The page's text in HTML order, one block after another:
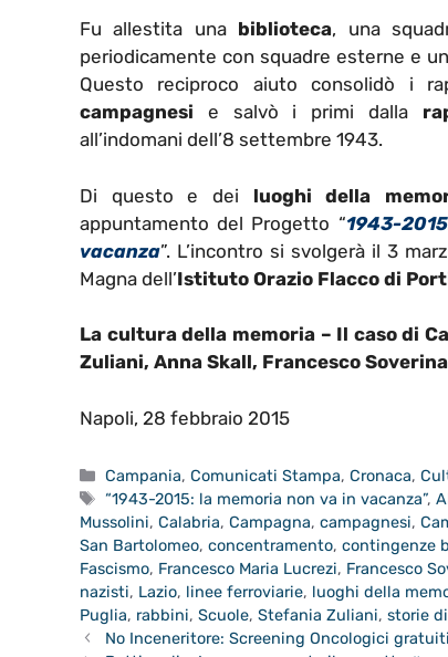
Fu allestita una biblioteca, una
periodicamente con squadre esterne e
Questo reciproco aiuto consolidò i
campagnesi e salvò i primi dalla
all’indomani dell’8 settembre 1943.
Di questo e dei luoghi della
appuntamento del Progetto “1943-
vacanza”. L’incontro si svolgerà il 3
Magna dell’Istituto Orazio Flacco di
La cultura della memoria – Il caso di
Zuliani, Anna Skall, Francesco
Napoli, 28 febbraio 2015
Categorie
Campania,Comunicati Stampa,Cronaca,
Tag
“1943-2015: la memoria non va in vacanza”,
Mussolini, Calabria, Campagna, campagnesi,
San Bartolomeo, concentramento, contingenze
Fascismo, Francesco Maria Lucrezi, Francesco
nazisti, Lazio, linee ferroviarie, luoghi della
Puglia, rabbini, Scuole, Stefania Zuliani, storie
No Inceneritore: Screening Oncologici